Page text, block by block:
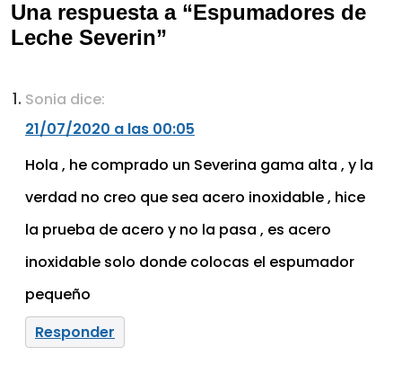
Una respuesta a “Espumadores de
Leche Severin”
Sonia dice:
21/07/2020 a las 00:05
Hola , he comprado un Severina gama alta , y la
verdad no creo que sea acero inoxidable , hice
la prueba de acero y no la pasa , es acero
inoxidable solo donde colocas el espumador
pequeño
Responder